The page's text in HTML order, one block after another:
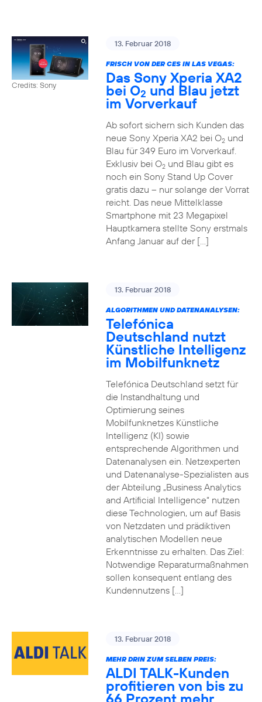
Credits: Sony
13. Februar 2018
FRISCH VON DER CES IN LAS VEGAS:
Das Sony Xperia XA2
bei O2 und Blau jetzt
im Vorverkauf
Ab sofort sichern sich Kunden das
neue Sony Xperia XA2 bei O2und
Blau für 349 Euro im Vorverkauf.
Exklusiv bei O2und Blau gibt es
noch ein Sony Stand Up Cover
gratis dazu – nur solange der Vorrat
reicht. Das neue Mittelklasse
Smartphone mit 23 Megapixel
Hauptkamera stellte Sony erstmals
Anfang Januar auf der […]
13. Februar 2018
ALGORITHMEN UND DATENANALYSEN:
Telefónica
Deutschland nutzt
Künstliche Intelligenz
im Mobilfunknetz
Telefónica Deutschland setzt für
die Instandhaltung und
Optimierung seines
Mobilfunknetzes Künstliche
Intelligenz (KI) sowie
entsprechende Algorithmen und
Datenanalysen ein. Netzexperten
und Datenanalyse-Spezialisten aus
der Abteilung „Business Analytics
and Artificial Intelligence“ nutzen
diese Technologien, um auf Basis
von Netzdaten und prädiktiven
analytischen Modellen neue
Erkenntnisse zu erhalten. Das Ziel:
Notwendige Reparaturmaßnahmen
sollen konsequent entlang des
Kundennutzens […]
13. Februar 2018
MEHR DRIN ZUM SELBEN PREIS:
ALDI TALK-Kunden
profitieren von bis zu
66 Prozent mehr